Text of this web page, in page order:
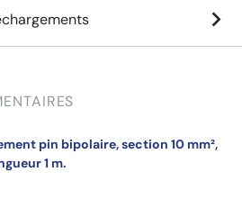
pin bipolaire, section 10 mm²,
1 m.